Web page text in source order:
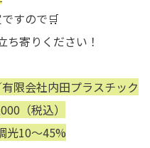
すので🛒
ち寄りください！
限会社内田プラスチック
（税込）
光10～45%